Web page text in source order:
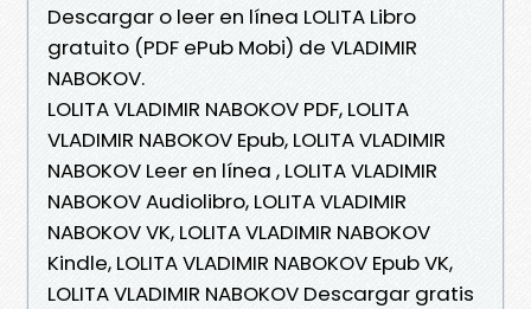
Descargar o leer en línea LOLITA Libro
gratuito (PDF ePub Mobi) de VLADIMIR
NABOKOV.
LOLITA VLADIMIR NABOKOV PDF, LOLITA
VLADIMIR NABOKOV Epub, LOLITA VLADIMIR
NABOKOV Leer en línea , LOLITA VLADIMIR
NABOKOV Audiolibro, LOLITA VLADIMIR
NABOKOV VK, LOLITA VLADIMIR NABOKOV
Kindle, LOLITA VLADIMIR NABOKOV Epub VK,
LOLITA VLADIMIR NABOKOV Descargar gratis